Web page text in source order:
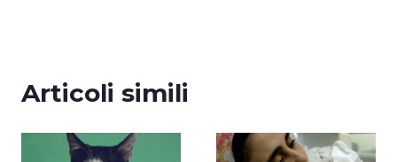
Articoli simili